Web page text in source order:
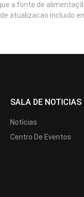
a fonte de
atualizacao incluido
SALA DE NOTICIAS
Notícias
Centro De Eventos